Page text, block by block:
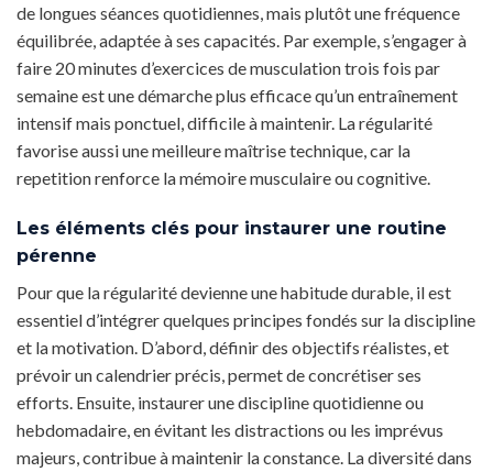
de longues séances quotidiennes, mais plutôt une fréquence
équilibrée, adaptée à ses capacités. Par exemple, s’engager à
faire 20 minutes d’exercices de musculation trois fois par
semaine est une démarche plus efficace qu’un entraînement
intensif mais ponctuel, difficile à maintenir. La régularité
favorise aussi une meilleure maîtrise technique, car la
repetition renforce la mémoire musculaire ou cognitive.
Les éléments clés pour instaurer une routine
pérenne
Pour que la régularité devienne une habitude durable, il est
essentiel d’intégrer quelques principes fondés sur la discipline
et la motivation. D’abord, définir des objectifs réalistes, et
prévoir un calendrier précis, permet de concrétiser ses
efforts. Ensuite, instaurer une discipline quotidienne ou
hebdomadaire, en évitant les distractions ou les imprévus
majeurs, contribue à maintenir la constance. La diversité dans